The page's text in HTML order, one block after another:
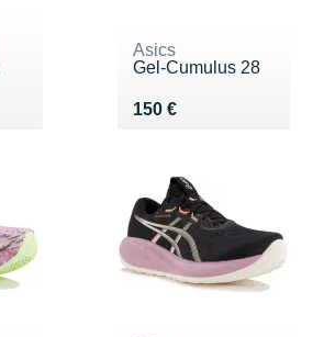
Asics
Gel-Cumulus 28
150 €
Vendu 150 €